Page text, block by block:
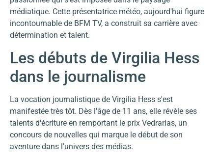
médiatique. Cette présentatrice météo, aujourd'hui figure
incontournable de BFM TV, a construit sa carrière avec
détermination et talent.
Les débuts de Virgilia Hess
dans le journalisme
La vocation journalistique de Virgilia Hess s'est
manifestée très tôt. Dès l'âge de 11 ans, elle révèle ses
talents d'écriture en remportant le prix Vedrarias, un
concours de nouvelles qui marque le début de son
aventure dans l'univers des médias.